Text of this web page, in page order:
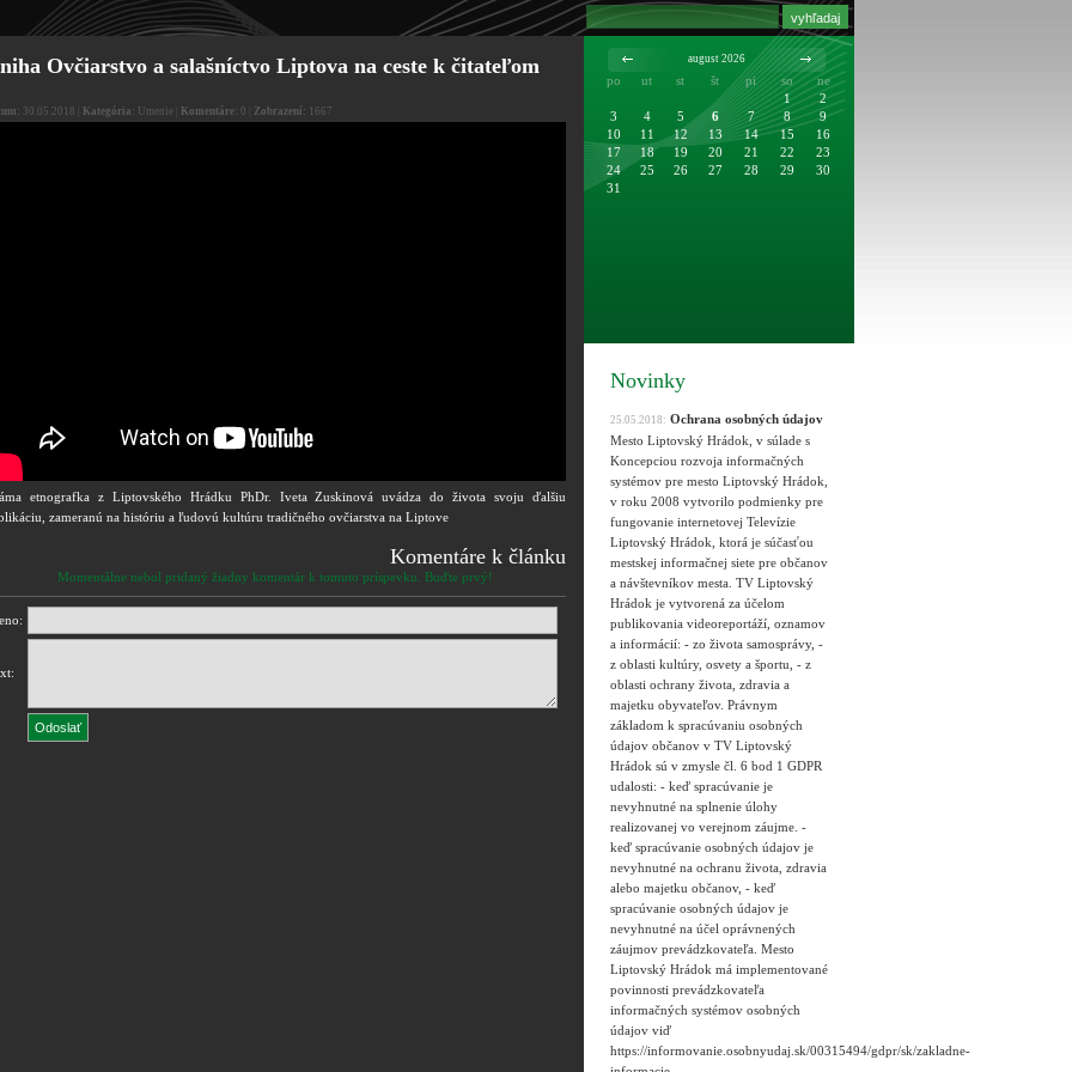
Ovčiarstvo a salašníctvo Liptova na ceste k čitateľom
30.05.2018 | Kategória: Umenie | Komentáre: 0 | Zobrazení: 1667
etnografka z Liptovského Hrádku PhDr. Iveta Zuskinová uvádza do života svoju ďalšiu
zameranú na históriu a ľudovú kultúru tradičného ovčiarstva na Liptove
Komentáre k článku
Momentálne nebol pridaný žiadny komentár k tomuto príspevku. Buďte prvý!
august 2026
po ut st št pi so
ne
1
2
3
4 5 6 7 8
9
10
11 12 13 14 15
16
17
18 19 20 21 22
23
24
25 26 27 28 29
30
31
Novinky
25.05.2018: Ochrana osobných údajov
Mesto Liptovský Hrádok, v súlade s
Koncepciou rozvoja informačných
systémov pre mesto Liptovský Hrádok,
v roku 2008 vytvorilo podmienky pre
fungovanie internetovej Televízie
Liptovský Hrádok, ktorá je súčasťou
mestskej informačnej siete pre občanov
a návštevníkov mesta. TV Liptovský
Hrádok je vytvorená za účelom
publikovania videoreportáží, oznamov
a informácií: - zo života samosprávy, -
z oblasti kultúry, osvety a športu, - z
oblasti ochrany života, zdravia a
majetku obyvateľov. Právnym
základom k spracúvaniu osobných
údajov občanov v TV Liptovský
Hrádok sú v zmysle čl. 6 bod 1 GDPR
udalosti: - keď spracúvanie je
nevyhnutné na splnenie úlohy
realizovanej vo verejnom záujme. -
keď spracúvanie osobných údajov je
nevyhnutné na ochranu života, zdravia
alebo majetku občanov, - keď
spracúvanie osobných údajov je
nevyhnutné na účel oprávnených
záujmov prevádzkovateľa. Mesto
Liptovský Hrádok má implementované
povinnosti prevádzkovateľa
informačných systémov osobných
údajov viď
https://informovanie.osobnyudaj.sk/00315494/gdpr/sk/zakladne-